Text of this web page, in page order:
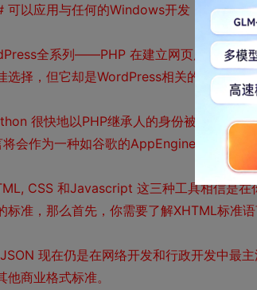
以应用与任何的Windows开发，这当然也
全系列——PHP 在建立网页所需的快
选择，但它却是WordPress相关的首选。
很快地以PHP继承人的身份被大家所接
会作为一种如谷歌的AppEngine般自然支
CSS 和Javascript 这三种工具相信是在
准，那么首先，你需要了解XHTML标准语
现在仍是在网络开发和行政开发中最
商业格式标准。